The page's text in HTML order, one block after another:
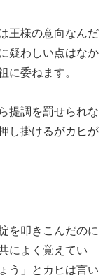
王様の意向なんだ
疑わしい点はなか
に委ねます。
提調を罰せられな
し掛けるがカヒが
を叩きこんだのに
によく覚えてい
う」とカヒは言い